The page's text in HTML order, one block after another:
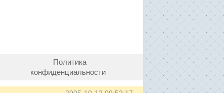
Политика
конфиденциальности